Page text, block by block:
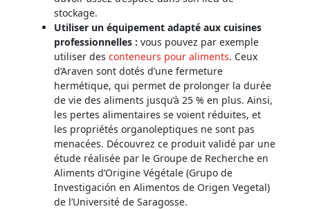
stockage.
Utiliser un équipement adapté aux cuisines
professionnelles : vous pouvez par exemple
utiliser des conteneurs pour aliments. Ceux
d’Araven sont dotés d’une fermeture
hermétique, qui permet de prolonger la durée
de vie des aliments jusqu’à 25 % en plus. Ainsi,
les pertes alimentaires se voient réduites, et
les propriétés organoleptiques ne sont pas
menacées. Découvrez ce produit validé par une
étude réalisée par le Groupe de Recherche en
Aliments d’Origine Végétale (Grupo de
Investigación en Alimentos de Origen Vegetal)
de l’Université de Saragosse.